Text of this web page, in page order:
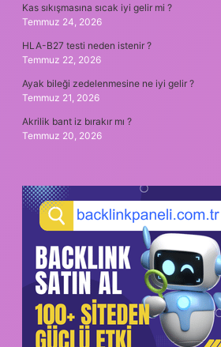
Kas sıkışmasına sıcak iyi gelir mi ?
Temmuz 24, 2026
HLA-B27 testi neden istenir ?
Temmuz 22, 2026
Ayak bileği zedelenmesine ne iyi gelir ?
Temmuz 21, 2026
Akrilik bant iz bırakır mı ?
Temmuz 20, 2026